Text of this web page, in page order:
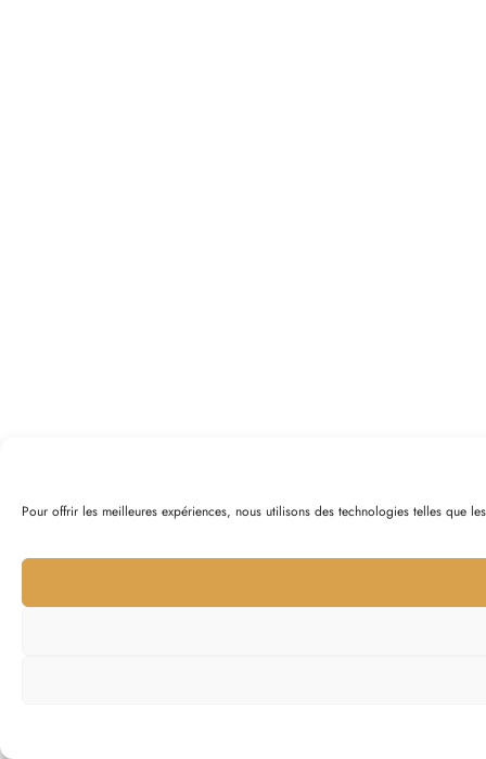
Pour offrir les meilleures expériences, nous utilisons des technologies telles que